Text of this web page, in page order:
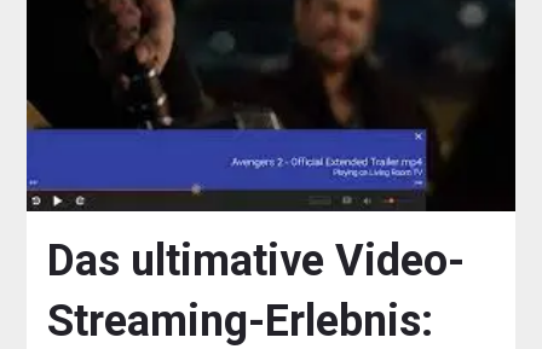
Das ultimative Video-
Streaming-Erlebnis: